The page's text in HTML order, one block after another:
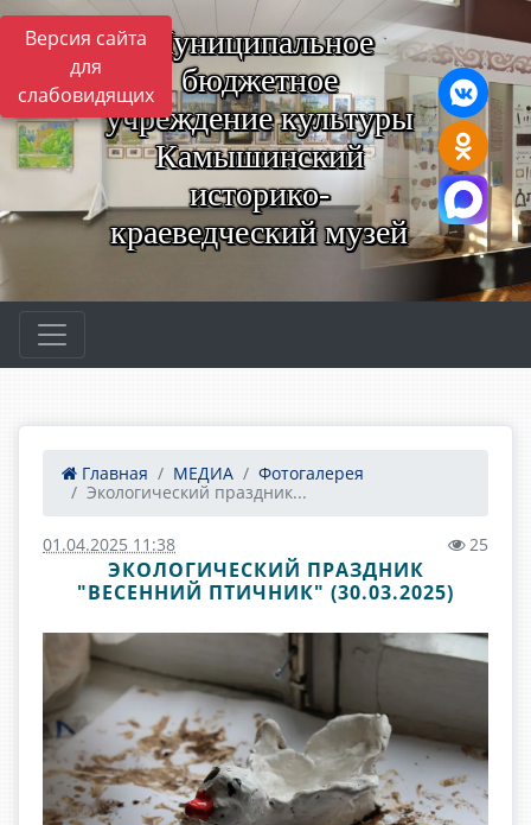
Версия сайта
для
слабовидящих
Муниципальное
бюджетное
учреждение культуры
Камышинский
историко-
краеведческий музей
Главная МЕДИА
Фотогалерея
Экологический праздник...
01.04.2025 11:38 25
ЭКОЛОГИЧЕСКИЙ ПРАЗДНИК
"ВЕСЕННИЙ ПТИЧНИК" (30.03.2025)